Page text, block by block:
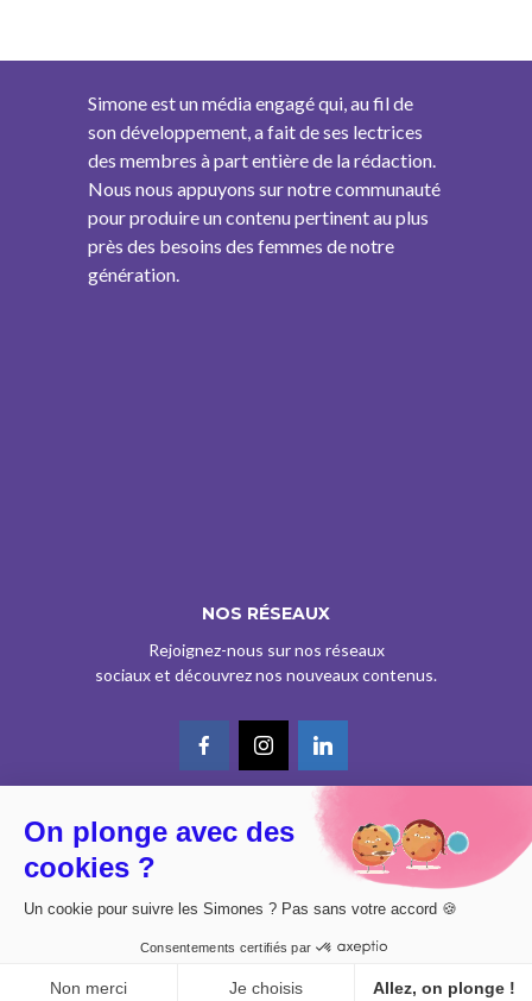
Simone est un média engagé qui, au fil de
son développement, a fait de ses lectrices
des membres à part entière de la rédaction.
Nous nous appuyons sur notre communauté
pour produire un contenu pertinent au plus
près des besoins des femmes de notre
génération.
NOS RÉSEAUX
Rejoignez-nous sur nos réseaux
sociaux et découvrez nos nouveaux contenus.
© CE SITE EST AGRÉÉ COMME SERVICE DE PRESSE EN LIGNE PAR LA
CPPAP SOUS LE N° 0626 Z 93934 (IPG ART.39BISA CGI)
POLITIQUE DE CONFIDENTIALITÉ
On plonge avec des
cookies ?
Un cookie pour suivre les Simones ? Pas sans votre accord 🍪
Consentements certifiés par
Non merci Je choisis Allez, on plonge !